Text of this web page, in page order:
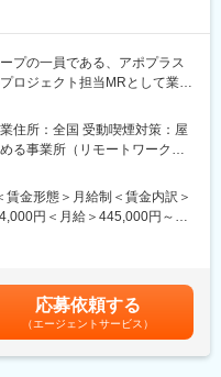
より重要です。1人のプロジ
は約20名程度であり、相談事
社内評価に基いた明確な評価
に向けた目標を定めやすい環
機期間が発生することが無い
。これも比較的少数規模に抑
ができていることであり、強
プの一員である、アポプラス
ロジェクト担当MRとして業務
岐に渡りますので、今までの
。
。
パーバイザー(SV)より、日々の
環境です。全国にSVを配置
とっています。
が在籍しています。社長をは
住所：全国 受動喫煙対策：屋
る事業所（リモートワーク含
金形態＞月給制＜賃金内訳＞
円＜月給＞445,000円～
厚生」欄をご参照ください。昇
赴任先の評価次第で大幅に
改定）賃金はあくまでも目安
る可能性があります。月給(月
応募依頼する
（エージェントサービス）